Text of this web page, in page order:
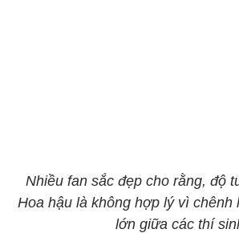
Nhiều fan sắc đẹp cho rằng, độ
Hoa hậu là không hợp lý vì chênh
lớn giữa các thí